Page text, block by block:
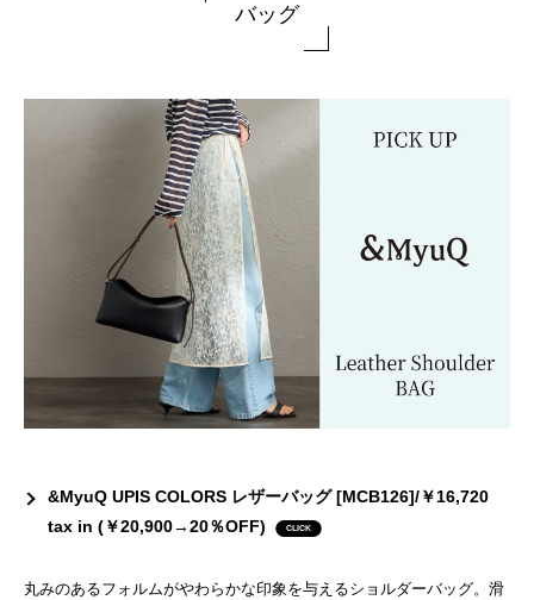
バッグ
&MyuQ UPIS COLORS レザーバッグ [MCB126]/￥16,720
tax in (￥20,900→20％OFF)
丸みのあるフォルムがやわらかな印象を与えるショルダーバッグ。滑